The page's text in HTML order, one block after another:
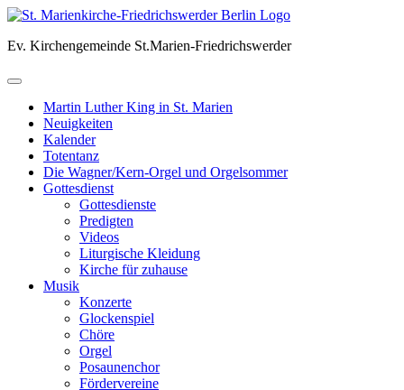
Skip
content
Ev. Kirchengemeinde St.Marien-Friedrichswerder
Martin Luther King in St. Marien
Neuigkeiten
Kalender
Totentanz
Die Wagner/Kern-Orgel und Orgelsommer
Gottesdienst
Gottesdienste
Predigten
Videos
Liturgische Kleidung
Kirche für zuhause
Musik
Konzerte
Glockenspiel
Chöre
Orgel
Posaunenchor
Fördervereine